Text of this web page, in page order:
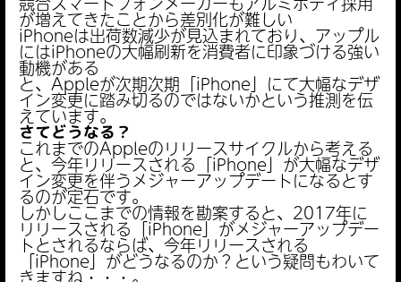
が増えてきたことから差別化が難しい
iPhoneは出荷数減少が見込まれており、アップル
にはiPhoneの大幅刷新を消費者に印象づける強い
動機がある
と、Appleが次期次期「iPhone」にて大幅なデザ
イン変更に踏み切るのではないかという推測を伝
えています。
さてどうなる？
これまでのAppleのリリースサイクルから考える
と、今年リリースされる「iPhone」が大幅なデザ
イン変更を伴うメジャーアップデートになるとす
るのが定石です。
しかしここまでの情報を勘案すると、2017年に
リリースされる「iPhone」がメジャーアップデー
トとされるならば、今年リリースされる
「iPhone」がどうなるのか？という疑問もわいて
きますね・・・。